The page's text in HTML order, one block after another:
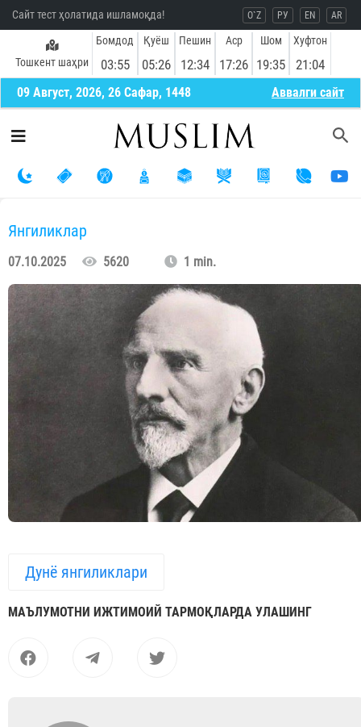
Сайт тест ҳолатида ишламоқда! O`Z РУ EN AR
Тошкент шаҳри
Бомдод
03:55
Қуёш
05:26
Пешин
12:34
Аср
17:26
Шом
19:35
Хуфтон
21:04
09 Август, 2026, 26 Сафар, 1448 Aввалги сайт
Янгиликлар
07.10.2025 5620 1 min.
Дунё янгиликлари
МАЪЛУМОТНИ ИЖТИМОИЙ ТАРМОҚЛАРДА УЛАШИНГ